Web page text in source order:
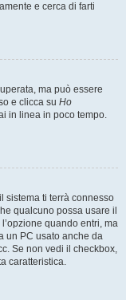
e cerca di farti
ma può essere
e clicca su Ho
in linea in poco tempo.
sistema ti terrà connesso
qualcuno possa usare il
quando entri, ma
un PC usato anche da
Se non vedi il checkbox,
caratteristica.